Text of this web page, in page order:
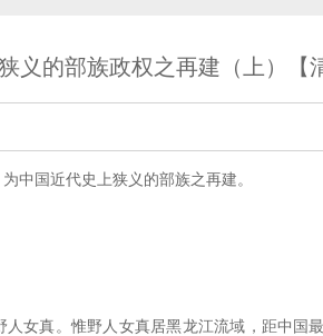
义的部族政权之再建（上）【
中国近代史上狭义的部族之再建。
女真。惟野人女真居黑龙江流域，距中国